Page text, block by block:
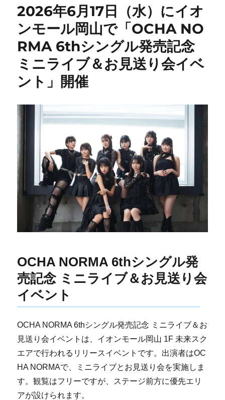
2026年6月17日（水）にイオ
ンモール岡山で「OCHA NO
RMA 6thシングル発売記念
ミニライブ＆お見送り会イベ
ント」開催
OCHA NORMA 6thシングル発
売記念 ミニライブ＆お見送り会
イベント
OCHA NORMA 6thシングル発売記念 ミニライブ＆お
見送り会イベントは、イオンモール岡山 1F 未来スク
エアで行われるリリースイベントです。出演者はOC
HA NORMAで、ミニライブとお見送り会を実施しま
す。観覧はフリーですが、ステージ前方に優先エリ
アが設けられます。